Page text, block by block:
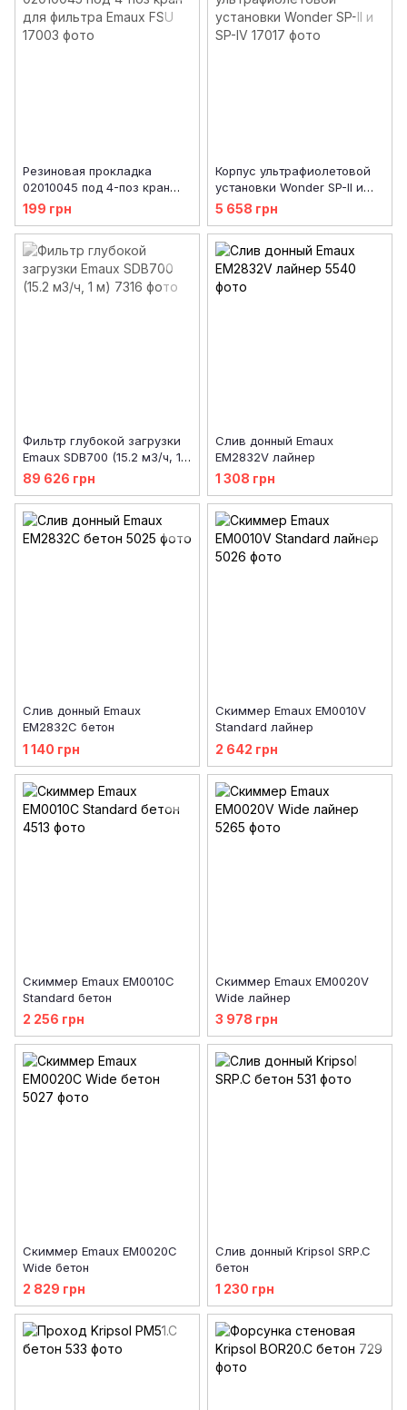
Резиновая прокладка
02010045 под 4-поз кран
для фильтра Emaux FSU
199 грн
Корпус ультрафиолетовой
установки Wonder SP-II и
SP-IV
5 658 грн
Фильтр глубокой загрузки
Emaux SDB700 (15.2 м3/ч, 1
м)
89 626 грн
Слив донный Emaux
EM2832V лайнер
1 308 грн
Слив донный Emaux
EM2832С бетон
1 140 грн
Скиммер Emaux EM0010V
Standard лайнер
2 642 грн
Скиммер Emaux EM0010С
Standard бетон
2 256 грн
Скиммер Emaux EM0020V
Wide лайнер
3 978 грн
Скиммер Emaux EM0020C
Wide бетон
2 829 грн
Слив донный Kripsol SRP.C
бетон
1 230 грн